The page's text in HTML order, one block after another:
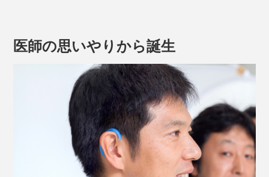
《EARHOOKが刺激するツボ》
EARHOOK をかけた際の皮膚表面温度の変化（医療サーモグラフィーを採用）
医師の思いやりから誕生